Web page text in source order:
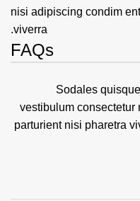
nisi adipiscing condim
viverra.
FAQs
Sodales
vestibulum consectetur
parturient nisi pharetra